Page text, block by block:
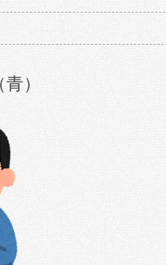
）